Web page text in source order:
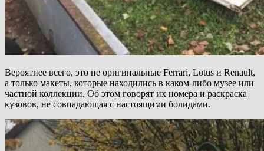
Вероятнее всего, это не оригинальные Ferrari, Lotus и Renault,
а только макеты, которые находились в каком-либо музее или
частной коллекции. Об этом говорят их номера и раскраска
кузовов, не совпадающая с настоящими болидами.